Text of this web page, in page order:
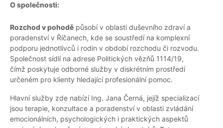
O společnosti:
Rozchod v pohodě působí v oblasti duševního zdraví a
poradenství v Říčanech, kde se soustředí na komplexní
podporu jednotlivců i rodin v období rozchodu či rozvodu.
Společnost sídlí na adrese Politických vězňů 1114/19,
čímž poskytuje odborné služby v diskrétním prostředí
určeném pro klienty hledající profesionální pomoc.
Hlavní služby zde nabízí Ing. Jana Černá, jejíž specializací
jsou terapie, konzultace a poradenství v oblasti zvládání
emocionálních, psychologických i praktických aspektů